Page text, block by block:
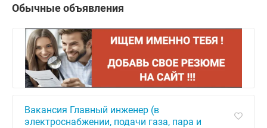
Обычные объявления
Вакансия Главный инженер (в
электроснабжении, подачи газа, пара и